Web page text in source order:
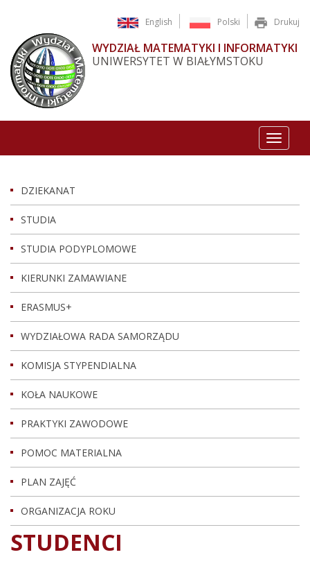
WYDZIAŁ MATEMATYKI I INFORMATYKI
UNIWERSYTET W BIAŁYMSTOKU
English Polski Drukuj
Toggle
DZIEKANAT
STUDIA
STUDIA PODYPLOMOWE
KIERUNKI ZAMAWIANE
ERASMUS+
WYDZIAŁOWA RADA SAMORZĄDU
KOMISJA STYPENDIALNA
KOŁA NAUKOWE
PRAKTYKI ZAWODOWE
POMOC MATERIALNA
PLAN ZAJĘĆ
ORGANIZACJA ROKU
STUDENCI